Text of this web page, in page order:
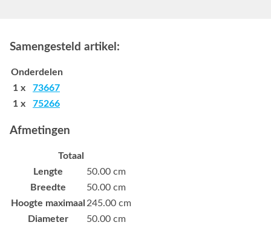
Samengesteld artikel:
Onderdelen
1 x 73667
1 x 75266
Afmetingen
Totaal
Lengte
50.00 cm
Breedte
50.00 cm
Hoogte maximaal 245.00 cm
Diameter
50.00 cm